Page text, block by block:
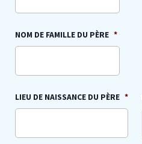
NOM DE FAMILLE DU PÈRE *
LIEU DE NAISSANCE DU PÈRE *